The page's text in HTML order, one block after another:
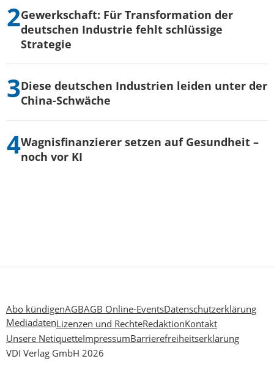
Gewerkschaft: Für Transformation der
deutschen Industrie fehlt schlüssige
Strategie
Diese deutschen Industrien leiden unter der
China-Schwäche
Wagnisfinanzierer setzen auf Gesundheit –
noch vor KI
Abo kündigenAGBAGB Online-EventsDatenschutzerklärung
MediadatenLizenzen und RechteRedaktionKontakt
Unsere NetiquetteImpressumBarrierefreiheitserklärung
VDI Verlag GmbH 2026